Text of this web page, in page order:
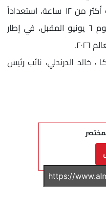
أمريكا، بعد رحلة طيران استمرّت أكثر من ١٢ ساعة، استعداداً
لمواجهة منتخب البرازيل ودياً يوم ٦ يونيو المقبل، في إطار
خالد الدرندلي، نائب رئيس